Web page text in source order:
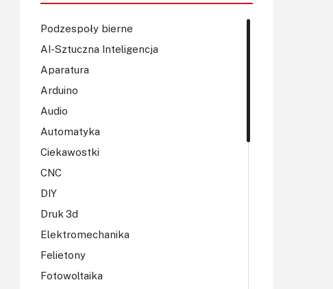
Do pobrania
Podzespoły bierne
AI-Sztuczna Inteligencja
Aparatura
Arduino
Audio
Automatyka
Ciekawostki
CNC
DIY
Druk 3d
Elektromechanika
Felietony
Fotowoltaika